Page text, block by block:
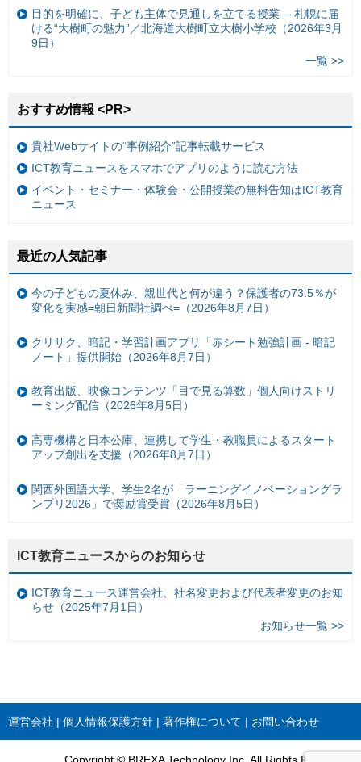
目的を明確に、子ども主体で見通しを立てる授業— 札幌に届
ける“大樹町の魅力”／北海道大樹町立大樹小学校（2026年3月
9日）
一覧 >>
おすすめ情報 <PR>
貴社Webサイトの“事例紹介”記事転載サービス
ICT教育ニュースをスマホでアプリのように読む方法
イベント・セミナー・体験会・公開授業の無料告知はICT教育
ニュース
最近の人気記事
今の子どもの夏休み、親世代と何が違う？保護者の73.5％が
変化を実感=朝日新聞社調べ=（2026年8月7日）
クリサク、暗記・学習計画アプリ「赤シート勉強計画 - 暗記
ノート」提供開始（2026年8月7日）
教育出版、映像コンテンツ「目で見る算数」個人向けストリ
ーミング配信（2026年8月5日）
高専機構と日本公庫、連携して学生・教職員によるスタート
アップ創出を支援（2026年8月7日）
関西外国語大学、学生2名が「ラーニングイノベーショングラ
ンプリ2026」で奨励賞受賞（2026年8月5日）
ICT教育ニュースからのお知らせ
ICT教育ニュース運営会社、社名変更および代表者変更のお知
らせ（2025年7月1日）
お知らせ一覧 >>
運営会社 個人情報保護方針 著作権について お問い合わせ
Copyright © BREXA Technology Inc. All Rights Reserved.